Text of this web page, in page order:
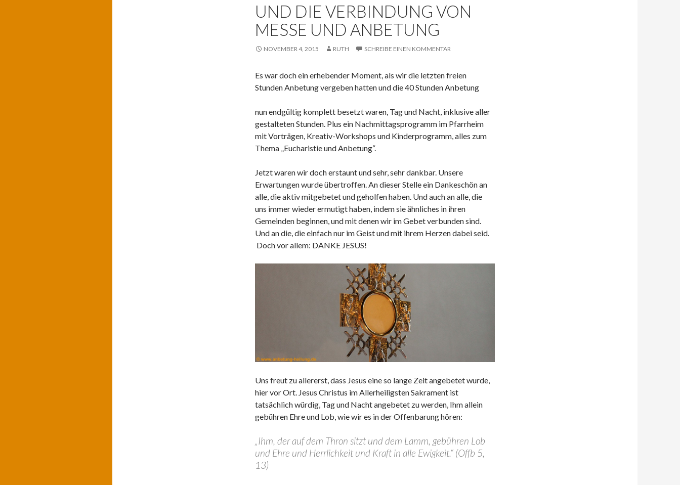
UND DIE VERBINDUNG VON
MESSE UND ANBETUNG
NOVEMBER 4, 2015 RUTH SCHREIBE EINEN KOMMENTAR
Es war doch ein erhebender Moment, als wir die letzten freien
Stunden Anbetung vergeben hatten und die 40 Stunden Anbetung
nun endgültig komplett besetzt waren, Tag und Nacht, inklusive aller
gestalteten Stunden. Plus ein Nachmittagsprogramm im Pfarrheim
mit Vorträgen, Kreativ-Workshops und Kinderprogramm, alles zum
Thema „Eucharistie und Anbetung“.
Jetzt waren wir doch erstaunt und sehr, sehr dankbar. Unsere
Erwartungen wurde übertroffen. An dieser Stelle ein Dankeschön an
alle, die aktiv mitgebetet und geholfen haben. Und auch an alle, die
uns immer wieder ermutigt haben, indem sie ähnliches in ihren
Gemeinden beginnen, und mit denen wir im Gebet verbunden sind.
Und an die, die einfach nur im Geist und mit ihrem Herzen dabei seid.
Doch vor allem: DANKE JESUS!
Uns freut zu allererst, dass Jesus eine so lange Zeit angebetet wurde,
hier vor Ort. Jesus Christus im Allerheiligsten Sakrament ist
tatsächlich würdig, Tag und Nacht angebetet zu werden, Ihm allein
gebühren Ehre und Lob, wie wir es in der Offenbarung hören:
„Ihm, der auf dem Thron sitzt und dem Lamm, gebühren Lob
und Ehre und Herrlichkeit und Kraft in alle Ewigkeit.“ (Offb 5,
13)